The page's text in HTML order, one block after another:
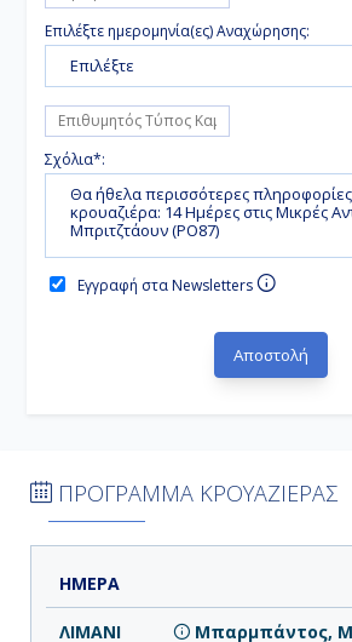
Επιλέξτε ημερομηνία(ες) Αναχώρησης:
Επιλέξτε
Σχόλια*:
Εγγραφή στα Newsletters
ΠΡΟΓΡΑΜΜΑ ΚΡΟΥΑΖΙΕΡΑΣ
ΗΜΕΡΑ
Μπαρμπάντος,